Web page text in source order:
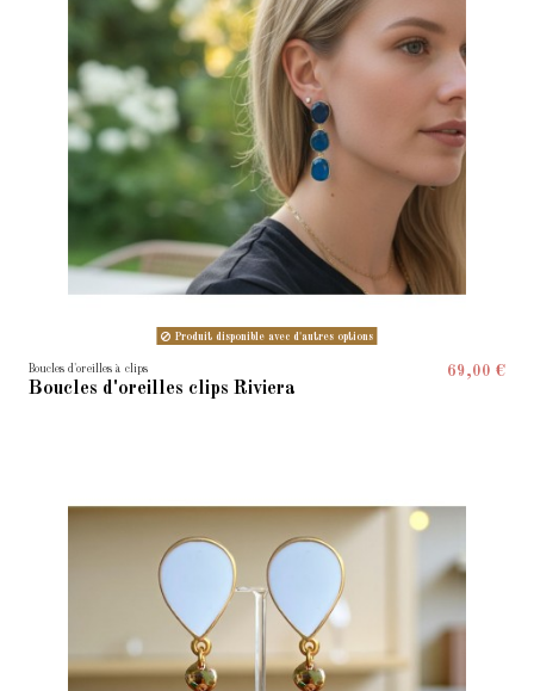
Produit disponible avec d'autres options
Boucles d'oreilles à clips
Boucles d'oreilles clips Riviera
69,00 €